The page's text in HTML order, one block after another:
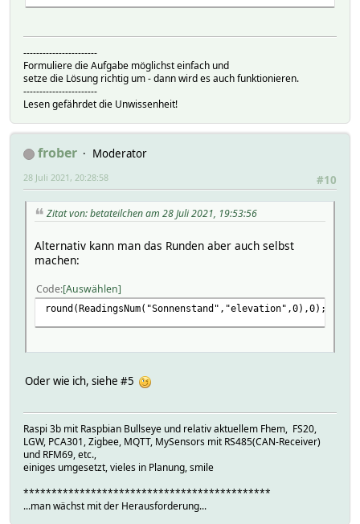
-----------------------
Formuliere die Aufgabe möglichst einfach und
setze die Lösung richtig um - dann wird es auch funktionieren.
-----------------------
Lesen gefährdet die Unwissenheit!
frober
Moderator
#10
28 Juli 2021, 20:28:58
Zitat von: betateilchen am 28 Juli 2021, 19:53:56
Alternativ kann man das Runden aber auch selbst
machen:
Code Auswählen
round(ReadingsNum("Sonnenstand","elevation",0),0);
Oder wie ich, siehe #5
Raspi 3b mit Raspbian Bullseye und relativ aktuellem Fhem, FS20,
LGW, PCA301, Zigbee, MQTT, MySensors mit RS485(CAN-Receiver)
und RFM69, etc.,
einiges umgesetzt, vieles in Planung, smile
********************************************
...man wächst mit der Herausforderung...